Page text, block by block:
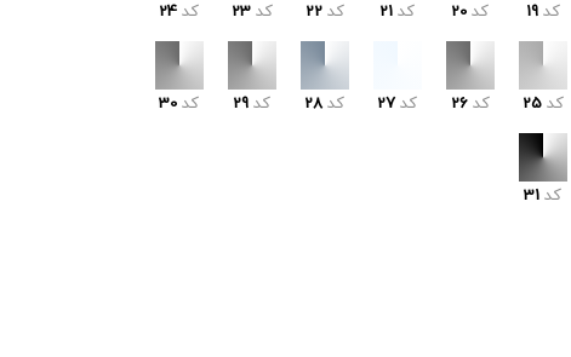
کد 19 کد 20 کد 21 کد 22 کد 23 کد 24
کد 25 کد 26 کد 27 کد 28 کد 29 کد 30
کد 31